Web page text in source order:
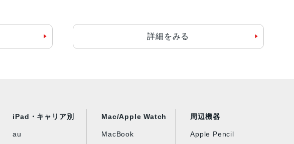
詳細をみる
iPad・キャリア別
au
Mac/Apple Watch
MacBook
周辺機器
Apple Pencil